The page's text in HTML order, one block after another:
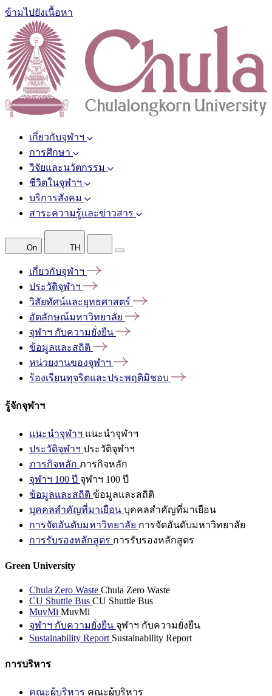
ข้ามไปยังเนื้อหา
เกี่ยวกับจุฬาฯ
การศึกษา
วิจัยและนวัตกรรม
ชีวิตในจุฬาฯ
บริการสังคม
สาระความรู้และข่าวสาร
On TH
เกี่ยวกับจุฬาฯ
ประวัติจุฬาฯ
วิสัยทัศน์และยุทธศาสตร์
อัตลักษณ์มหาวิทยาลัย
จุฬาฯ กับความยั่งยืน
ข้อมูลและสถิติ
หน่วยงานของจุฬาฯ
ร้องเรียนทุจริตและประพฤติมิชอบ
รู้จักจุฬาฯ
แนะนำจุฬาฯ แนะนำจุฬาฯ
ประวัติจุฬาฯ ประวัติจุฬาฯ
ภารกิจหลัก ภารกิจหลัก
จุฬาฯ 100 ปี จุฬาฯ 100 ปี
ข้อมูลและสถิติ ข้อมูลและสถิติ
บุคคลสำคัญที่มาเยือน บุคคลสำคัญที่มาเยือน
การจัดอันดับมหาวิทยาลัย การจัดอันดับมหาวิทยาลัย
การรับรองหลักสูตร การรับรองหลักสูตร
Green University
Chula Zero Waste Chula Zero Waste
CU Shuttle Bus CU Shuttle Bus
MuvMi MuvMi
จุฬาฯ กับความยั่งยืน จุฬาฯ กับความยั่งยืน
Sustainability Report Sustainability Report
การบริหาร
คณะผู้บริหาร คณะผู้บริหาร